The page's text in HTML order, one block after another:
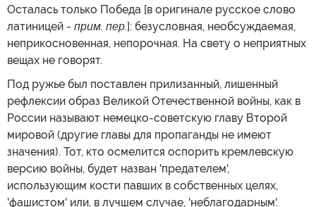
Осталась только Победа [в оригинале русское слово
латиницей - прим. пер.]: безусловная, необсуждаемая,
неприкосновенная, непорочная. На свету о неприятных
вещах не говорят.
Под ружье был поставлен прилизанный, лишенный
рефлексии образ Великой Отечественной войны, как в
России называют немецко-советскую главу Второй
мировой (другие главы для пропаганды не имеют
значения). Тот, кто осмелится оспорить кремлевскую
версию войны, будет назван 'предателем',
использующим кости павших в собственных целях,
'фашистом' или, в лучшем случае, 'неблагодарным'.